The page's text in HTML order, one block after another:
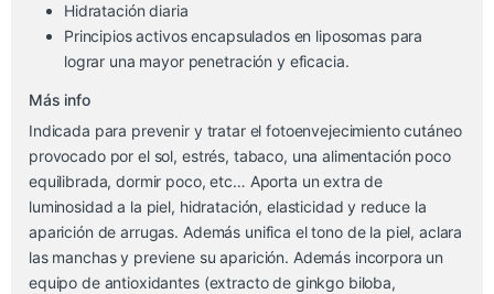
Hidratación diaria
Principios activos encapsulados en liposomas para
lograr una mayor penetración y eficacia.
Más info
Indicada para prevenir y tratar el fotoenvejecimiento cutáneo
provocado por el sol, estrés, tabaco, una alimentación poco
equilibrada, dormir poco, etc… Aporta un extra de
luminosidad a la piel, hidratación, elasticidad y reduce la
aparición de arrugas. Además unifica el tono de la piel, aclara
las manchas y previene su aparición. Además incorpora un
equipo de antioxidantes (extracto de ginkgo biloba,